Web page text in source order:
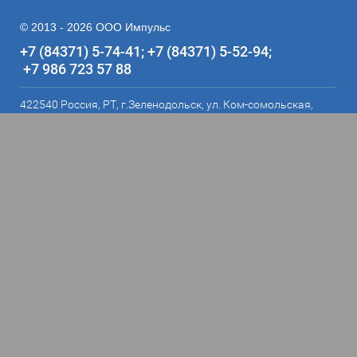
© 2013 - 2026 ООО Импульс
+7 (84371) 5-74-41 +7 (84371) 5-52-94
+7 986 723 57 88
422540 Россия, РТ, г.Зеленодольск, ул. Ком-сомольская,